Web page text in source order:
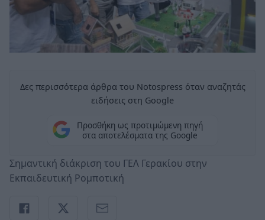
Δες περισσότερα άρθρα του Notospress όταν αναζητάς
ειδήσεις στη Google
Προσθήκη ως προτιμώμενη πηγή
στα αποτελέσματα της Google
Σημαντική διάκριση του ΓΕΛ Γερακίου στην
Εκπαιδευτική Ρομποτική